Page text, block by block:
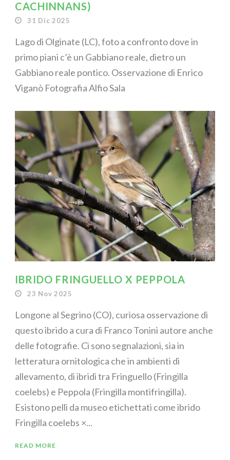
CACHINNANS)
31 Dic 2025
Lago di Olginate (LC), foto a confronto dove in
primo piani c’è un Gabbiano reale, dietro un
Gabbiano reale pontico. Osservazione di Enrico
Viganò Fotografia Alfio Sala
IBRIDO FRINGUELLO X PEPPOLA
23 Nov 2025
Longone al Segrino (CO), curiosa osservazione di
questo ibrido a cura di Franco Tonini autore anche
delle fotografie. Ci sono segnalazioni, sia in
letteratura ornitologica che in ambienti di
allevamento, di ibridi tra Fringuello (Fringilla
coelebs) e Peppola (Fringilla montifringilla).
Esistono pelli da museo etichettati come ibrido
Fringilla coelebs ×...
READ MORE